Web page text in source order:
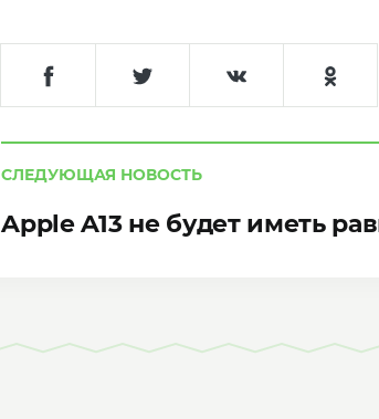
СЛЕДУЮЩАЯ НОВОСТЬ
Apple A13 не будет иметь